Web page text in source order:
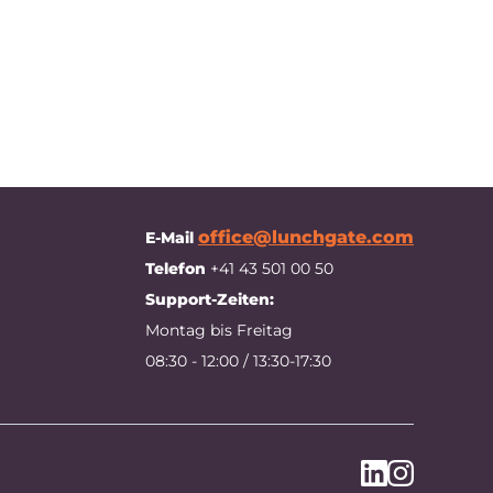
E-Mail office@lunchgate.com
Telefon +41 43 501 00 50
Support-Zeiten:
Montag bis Freitag
08:30 - 12:00 / 13:30-17:30